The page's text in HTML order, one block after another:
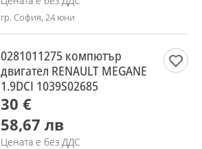
гр. София, 24 юни
0281011275 компютър
двигател RENAULT MEGANE
1.9DCI 1039S02685
30 €
58,67 лв
Цената е без ДДС